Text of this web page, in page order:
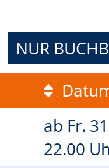
NUR
ab Fr.
22.00